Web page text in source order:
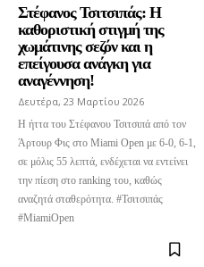
Στέφανος Τσιτσιπάς: Η
καθοριστική στιγμή της
χωμάτινης σεζόν και η
επείγουσα ανάγκη για
αναγέννηση!
Δευτέρα, 23 Μαρτίου 2026
Η ήττα του Στέφανου Τσιτσιπά από τον
Άρτουρ Φις στο Miami Open με 6-0, 6-1,
σε μόλις 55 λεπτά, ενδέχεται να εντείνει
την πίεση στο ranking του, καθώς
αναζητά σταθερότητα. #Τσιτσιπάς
#MiamiOpen